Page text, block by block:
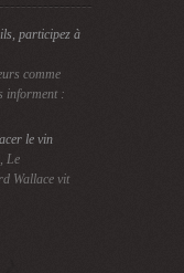
participez à
comme
informent :
le vin
Le
Wallace vit